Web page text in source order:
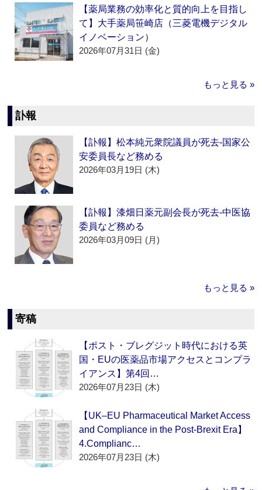
【薬局業務の効率化と質的向上を目指し
て】大手薬局笹崎店（三菱電機デジタル
イノベーション）
2026年07月31日 (金)
もっと見る »
訃報
【訃報】松本純元衆院議員が死去‐国家公
安委員長など務める
2026年03月19日 (木)
【訃報】漆畑日薬元副会長が死去‐中医協
委員など務める
2026年03月09日 (月)
もっと見る »
寄稿
【ポスト・ブレグジット時代における英
国・EUの医薬品市場アクセスとコンプラ
イアンス】第4回…
2026年07月23日 (木)
【UK–EU Pharmaceutical Market Access
and Compliance in the Post-Brexit Era】
4.Complianc…
2026年07月23日 (木)